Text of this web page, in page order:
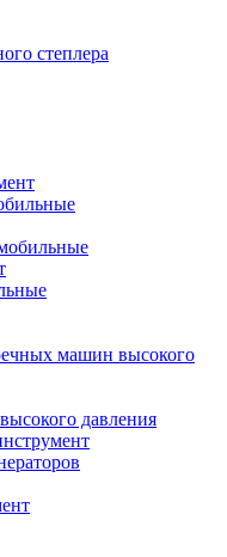
степлера
машин высокого
давления